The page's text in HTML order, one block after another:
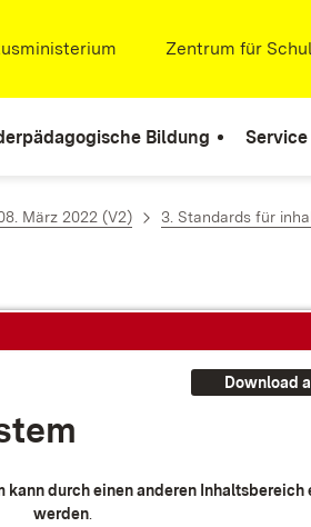
(Öffnet in neuem
Extern:
Zentrum für
Bildung Service
März 2022 (V2)
3. Standards für
Download
kann durch ei­nen an­de­ren In­halts­be­reich
wer­den.